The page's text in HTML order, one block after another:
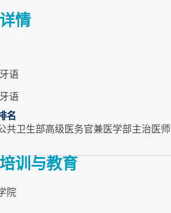
情
语
语
名
共卫生部高级医务官兼医学部主治医师
训与教育
院